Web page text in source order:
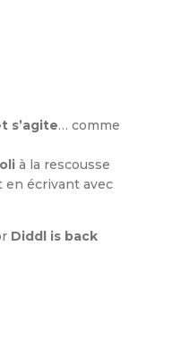
s’agite… comme
à la rescousse
en écrivant avec
Diddl is back